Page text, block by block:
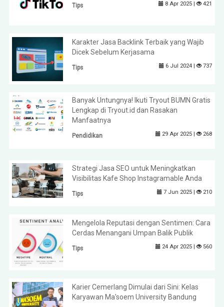
Tips 8 Apr 2025 | 421
Karakter Jasa Backlink Terbaik yang Wajib
Dicek Sebelum Kerjasama
Tips 6 Jul 2024 | 737
Banyak Untungnya! Ikuti Tryout BUMN Gratis
Lengkap di Tryout.id dan Rasakan
Manfaatnya
Pendidikan 29 Apr 2025 | 268
Strategi Jasa SEO untuk Meningkatkan
Visibilitas Kafe Shop Instagramable Anda
Tips 7 Jun 2025 | 210
Mengelola Reputasi dengan Sentimen: Cara
Cerdas Menangani Umpan Balik Publik
Tips 24 Apr 2025 | 560
Karier Cemerlang Dimulai dari Sini: Kelas
Karyawan Ma'soem University Bandung